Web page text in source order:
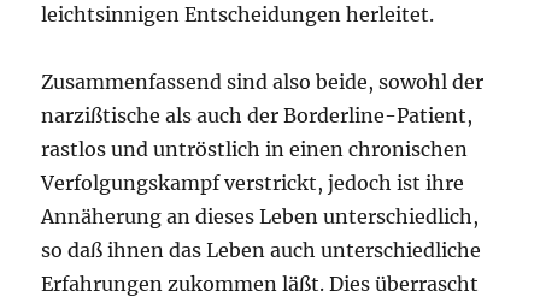
leichtsinnigen Entscheidungen herleitet.
Zusammenfassend sind also beide, sowohl der
narzißtische als auch der Borderline-Patient,
rastlos und untröstlich in einen chronischen
Verfolgungskampf verstrickt, jedoch ist ihre
Annäherung an dieses Leben unterschiedlich,
so daß ihnen das Leben auch unterschiedliche
Erfahrungen zukommen läßt. Dies überrascht